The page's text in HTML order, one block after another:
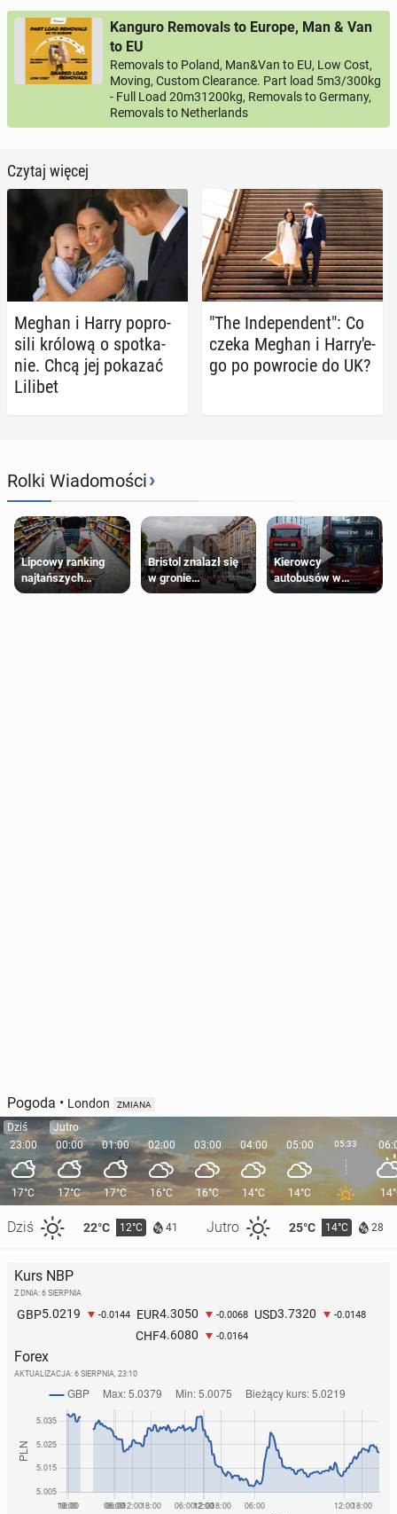
Kanguro Removals to Europe, Man & Van
to EU
Removals to Poland, Man&Van to EU, Low Cost,
Moving, Custom Clearance. Part load 5m3/300kg
- Full Load 20m31200kg, Removals to Germany,
Removals to Netherlands
Czytaj więcej
Meghan i Harry po­pro­
si­li królową o spo­tka­
nie. Chcą jej pokazać
Lilibet
"The In­de­pen­dent": Co
czeka Meghan i Har­ry­'e­
go po po­wro­cie do UK?
Rolki Wiadomości›
Lipcowy ranking
najtańszych
supermarketów
Bristol znalazł się
w gronie
najlepszych
Kierowcy
autobusów w
Londynie
Pogoda • London ZMIANA
Dziś
23:00
17°C
Dziś 22°C 12°C 41 Jutro 25°C 14°C 28
Jutro
00:00
17°C
01:00
17°C
02:00
16°C
03:00
16°C
04:00
14°C
05:00
14°C
05:33
Kurs NBP
Z DNIA: 6 SIERPNIA
GBP5.0219 -0.0144 EUR4.3050 -0.0068 USD3.7320 -0.0148
CHF4.6080 -0.0164
Forex
AKTUALIZACJA: 6 SIERPNIA, 23:10